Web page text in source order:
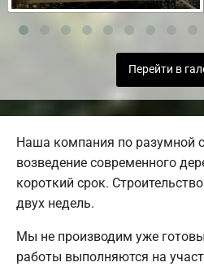
Перейти в
Наша компания по разумной
возведение современного
короткий срок.
двух недель.
Мы не производим уже
работы выполняются на